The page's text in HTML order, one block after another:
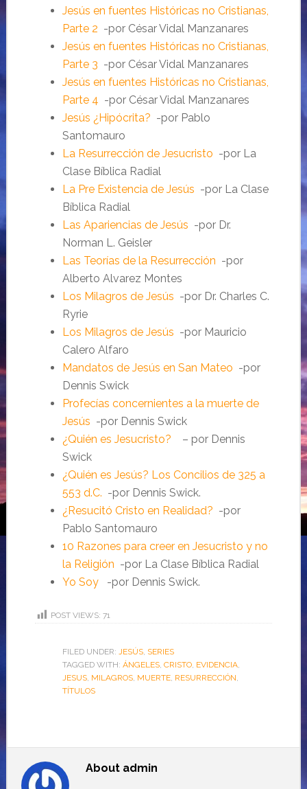
Jesús en fuentes Históricas no Cristianas,
Parte 2 -por César Vidal Manzanares
Jesús en fuentes Históricas no Cristianas,
Parte 3 -por César Vidal Manzanares
Jesús en fuentes Históricas no Cristianas,
Parte 4 -por César Vidal Manzanares
Jesús ¿Hipócrita? -por Pablo
Santomauro
La Resurrección de Jesucristo -por La
Clase Bíblica Radial
La Pre Existencia de Jesús -por La Clase
Bíblica Radial
Las Apariencias de Jesús -por Dr.
Norman L. Geisler
Las Teorías de la Resurrección -por
Alberto Alvarez Montes
Los Milagros de Jesús -por Dr. Charles C.
Ryrie
Los Milagros de Jesús -por Mauricio
Calero Alfaro
Mandatos de Jesús en San Mateo -por
Dennis Swick
Profecías concernientes a la muerte de
Jesús -por Dennis Swick
¿Quién es Jesucristo? – por Dennis
Swick
¿Quién es Jesús? Los Concilios de 325 a
553 d.C. -por Dennis Swick.
¿Resucitó Cristo en Realidad? -por
Pablo Santomauro
10 Razones para creer en Jesucristo y no
la Religión -por La Clase Bíblica Radial
Yo Soy-por Dennis Swick.
POST VIEWS: 71
FILED UNDER: JESÚS, SERIES
TAGGED WITH: ÁNGELES, CRISTO, EVIDENCIA,
JESUS, MILAGROS, MUERTE, RESURRECCIÓN,
TÍTULOS
About admin